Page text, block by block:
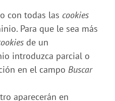
con todas las cookies
Para que le sea más
de un
introduzca parcial o
en el campo Buscar
aparecerán en